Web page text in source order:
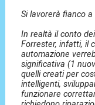
Si lavorerà fianco
In realtà il conto
Forrester, infatti, il
automazione
significativa (1
quelli creati per
intelligenti,
funzionare